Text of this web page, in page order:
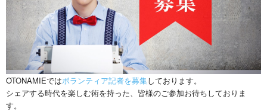
OTONAMIEではボランティア記者を募集しております。
シェアする時代を楽しむ術を持った、皆様のご参加お待ちしておりま
す。